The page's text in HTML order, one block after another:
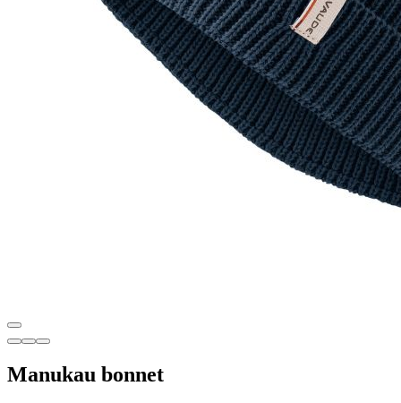
Manukau bonnet